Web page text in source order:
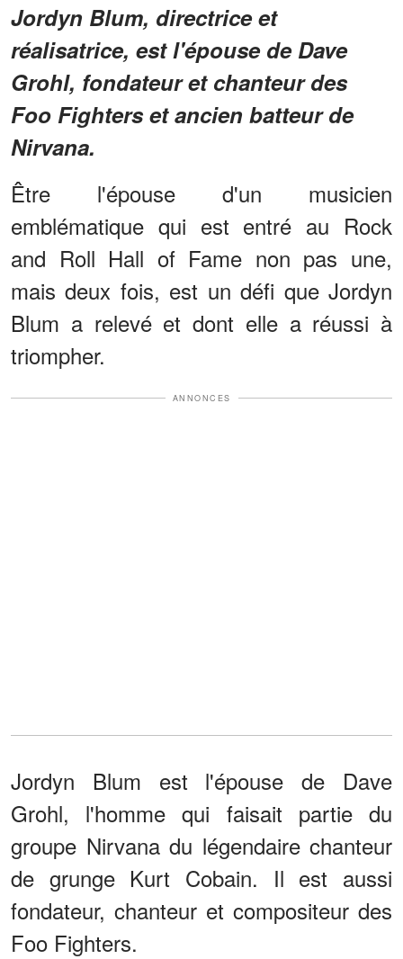
Jordyn Blum, directrice et
réalisatrice, est l'épouse de Dave
Grohl, fondateur et chanteur des
Foo Fighters et ancien batteur de
Nirvana.
Être l'épouse d'un musicien
emblématique qui est entré au Rock
and Roll Hall of Fame non pas une,
mais deux fois, est un défi que Jordyn
Blum a relevé et dont elle a réussi à
triompher.
ANNONCES
Jordyn Blum est l'épouse de Dave
Grohl, l'homme qui faisait partie du
groupe Nirvana du légendaire chanteur
de grunge Kurt Cobain. Il est aussi
fondateur, chanteur et compositeur des
Foo Fighters.